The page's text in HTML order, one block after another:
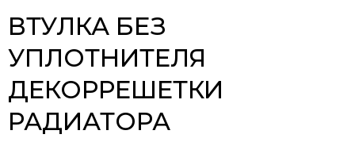
ВТУЛКА БЕЗ
УПЛОТНИТЕЛЯ
ДЕКОРРЕШЕТКИ
РАДИАТОРА